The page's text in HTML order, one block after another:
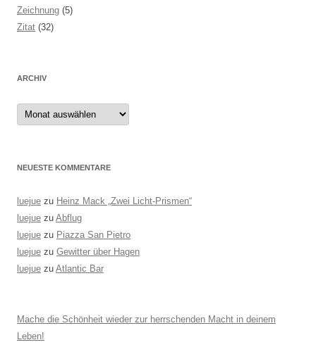
Zeichnung (5)
Zitat (32)
ARCHIV
Archiv
NEUESTE KOMMENTARE
luejue zu Heinz Mack „Zwei Licht-Prismen“
luejue zu Abflug
luejue zu Piazza San Pietro
luejue zu Gewitter über Hagen
luejue zu Atlantic Bar
Mache die Schönheit wieder zur herrschenden Macht in deinem
Leben!